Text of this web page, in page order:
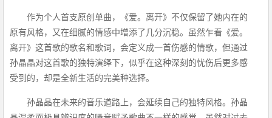
作为个人首支原创单曲，《爱。离开》不仅保留了她内在的
原有风格，又在细腻的情感中增添了几分沉稳。虽然乍看《爱。
离开》这首歌的歌名和歌词，会定义成一首伤感的情歌，但通过
孙晶晶对这首歌的独特演绎下，似乎在这种深刻的忧伤后更多感
受到的，却是全新生活的完美种选择。
孙晶晶在未来的音乐道路上，会延续自己的独特风格。孙晶